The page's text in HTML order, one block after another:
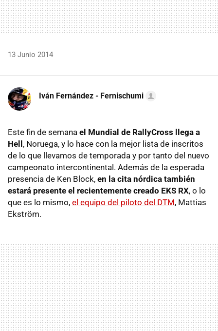
13 Junio 2014
Iván Fernández - Fernischumi
Este fin de semana el Mundial de RallyCross llega a
Hell , Noruega, y lo hace con la mejor lista de inscritos
de lo que llevamos de temporada y por tanto del nuevo
campeonato intercontinental. Además de la esperada
presencia de Ken Block, en la cita nórdica también
estará presente el recientemente creado EKS RX, o lo
que es lo mismo, el equipo del piloto del DTM, Mattias
Ekström.